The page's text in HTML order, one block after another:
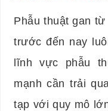
Phẫu thuật gan
trước đến nay
lĩnh vực phẫu
mạnh cần trải
tạp với quy mô